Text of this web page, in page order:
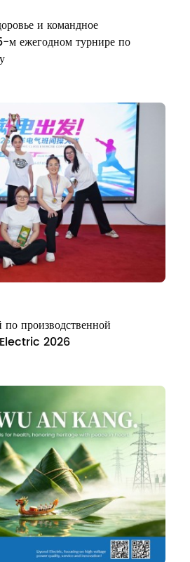
и командное
м ежегодном турнире по
производственной
2026